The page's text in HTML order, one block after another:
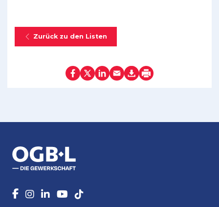
Zurück zu den Listen